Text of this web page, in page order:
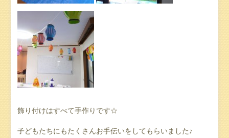
飾り付けはすべて手作りです☆
子どもたちにもたくさんお手伝いをしてもらいました♪